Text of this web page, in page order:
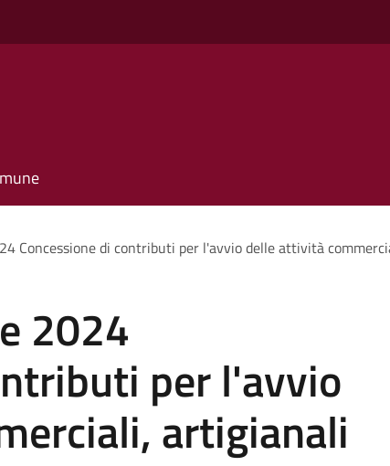
Concessione di contributi per l'avvio delle attività
2024
per l'avvio
artigianali